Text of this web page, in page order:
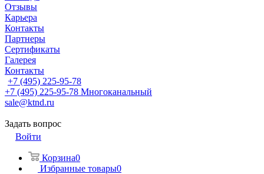
Отзывы
Карьера
Контакты
Партнеры
Сертификаты
Галерея
Контакты
+7 (495) 225-95-78
+7 (495) 225-95-78 Многоканальный
sale@ktnd.ru
Задать вопрос
Войти
Корзина0
Избранные товары0